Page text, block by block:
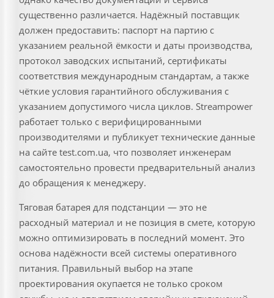
существенно различается. Надёжный поставщик
должен предоставить: паспорт на партию с
указанием реальной ёмкости и даты производства,
протокол заводских испытаний, сертификаты
соответствия международным стандартам, а также
чёткие условия гарантийного обслуживания с
указанием допустимого числа циклов. Streampower
работает только с верифицированными
производителями и публикует технические данные
на сайте test.com.ua, что позволяет инженерам
самостоятельно провести предварительный анализ
до обращения к менеджеру.
Тяговая батарея для подстанции — это не
расходный материал и не позиция в смете, которую
можно оптимизировать в последний момент. Это
основа надёжности всей системы оперативного
питания. Правильный выбор на этапе
проектирования окупается не только сроком